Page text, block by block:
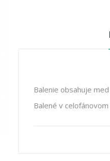
Balenie obsahuje
Balené v